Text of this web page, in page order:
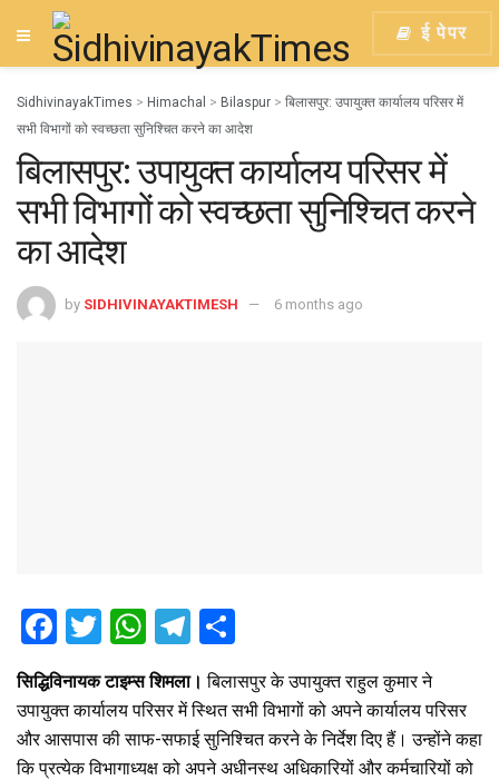
ई पेपर
SidhivinayakTimes > Himachal > Bilaspur > बिलासपुर: उपायुक्त कार्यालय परिसर में
सभी विभागों को स्वच्छता सुनिश्चित करने का आदेश
बिलासपुर: उपायुक्त कार्यालय परिसर में
सभी विभागों को स्वच्छता सुनिश्चित करने
का आदेश
by SIDHIVINAYAKTIMESH 6 months ago
F
a
ce
b
o
T
tt
er
W
h
at
s
A
T
el
e
gr
a
ar
e
सिद्धिविनायक टाइम्स शिमला।बिलासपुर के उपायुक्त राहुल कुमार ने
उपायुक्त कार्यालय परिसर में स्थित सभी विभागों को अपने कार्यालय परिसर
और आसपास की साफ-सफाई सुनिश्चित करने के निर्देश दिए हैं। उन्होंने कहा
कि प्रत्येक विभागाध्यक्ष को अपने अधीनस्थ अधिकारियों और कर्मचारियों को